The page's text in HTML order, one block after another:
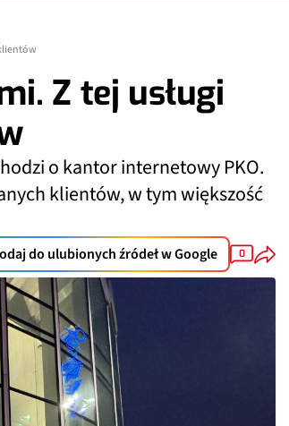
Z tej usługi
o kantor internetowy PKO.
klientów, w tym większość
do ulubionych źródeł w Google 0